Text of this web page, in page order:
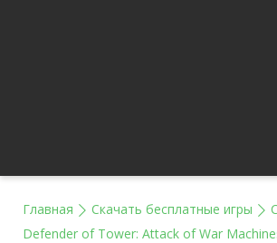
Главная Скачать бесплатные игры
Defender of Tower: Attack of War